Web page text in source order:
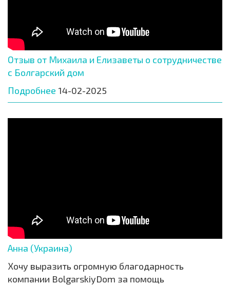
Отзыв от Михаила и Елизаветы о сотрудничестве
с Болгарский дом
Подробнее 14-02-2025
Анна (Украина)
Хочу выразить огромную благодарность
компании BolgarskiyDom за помощь